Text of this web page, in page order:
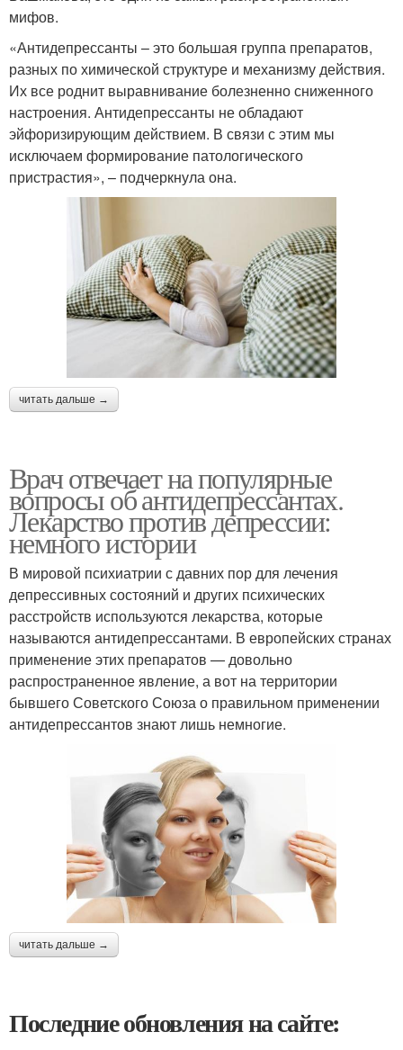
мифов.
«Антидепрессанты – это большая группа препаратов,
разных по химической структуре и механизму действия.
Их все роднит выравнивание болезненно сниженного
настроения. Антидепрессанты не обладают
эйфоризирующим действием. В связи с этим мы
исключаем формирование патологического
пристрастия», – подчеркнула она.
читать дальше →
Врач отвечает на популярные
вопросы об антидепрессантах.
Лекарство против депрессии:
немного истории
В мировой психиатрии с давних пор для лечения
депрессивных состояний и других психических
расстройств используются лекарства, которые
называются антидепрессантами. В европейских странах
применение этих препаратов — довольно
распространенное явление, а вот на территории
бывшего Советского Союза о правильном применении
антидепрессантов знают лишь немногие.
читать дальше →
Последние обновления на сайте: